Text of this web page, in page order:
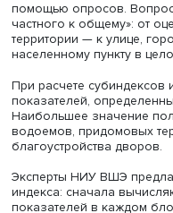
Одним из ключевых
отсутствие мусора на
города и его
таких территорий,
и властей к